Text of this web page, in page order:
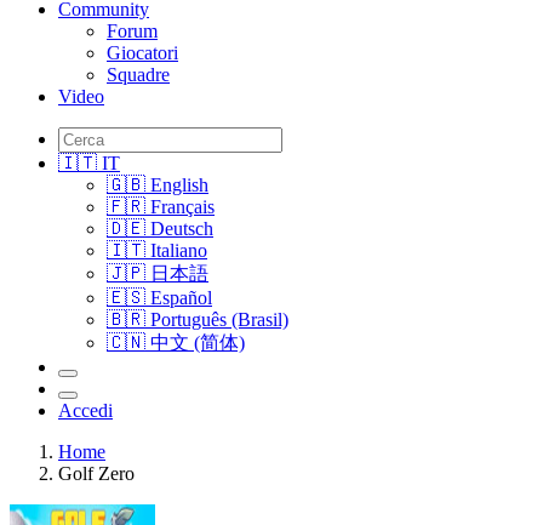
Community
Forum
Giocatori
Squadre
Video
🇮🇹 IT
🇬🇧 English
🇫🇷 Français
🇩🇪 Deutsch
🇮🇹 Italiano
🇯🇵 日本語
🇪🇸 Español
🇧🇷 Português (Brasil)
🇨🇳 中文 (简体)
Accedi
Home
Golf Zero